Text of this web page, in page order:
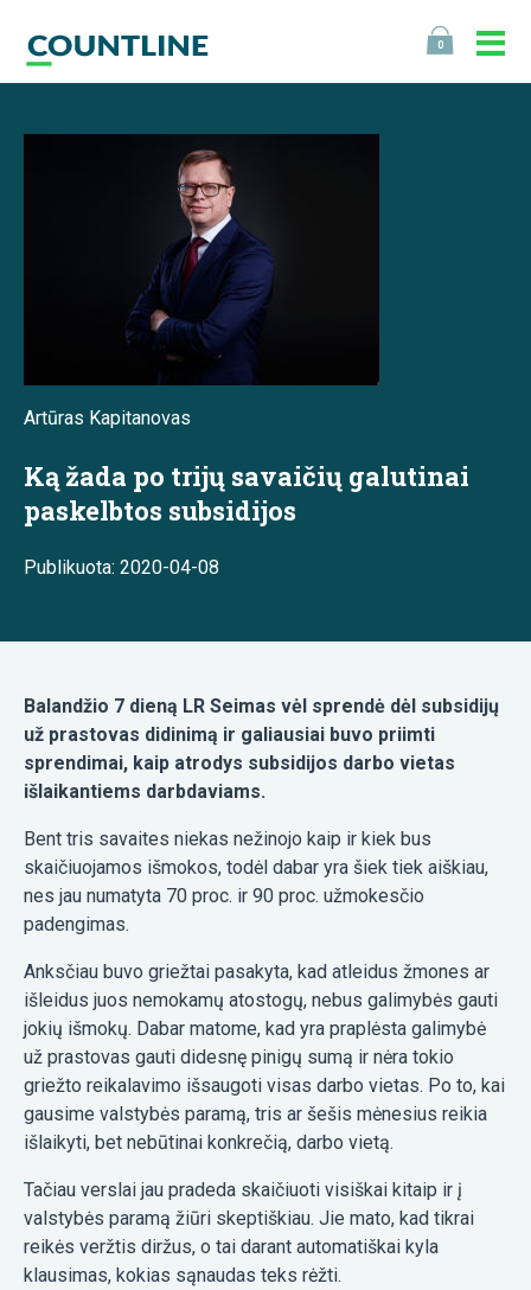
0
Artūras Kapitanovas
Ką žada po trijų savaičių galutinai
paskelbtos subsidijos
Publikuota: 2020-04-08
Balandžio 7 dieną LR Seimas vėl sprendė dėl subsidijų
už prastovas didinimą ir galiausiai buvo priimti
sprendimai, kaip atrodys subsidijos darbo vietas
išlaikantiems darbdaviams.
Bent tris savaites niekas nežinojo kaip ir kiek bus
skaičiuojamos išmokos, todėl dabar yra šiek tiek aiškiau,
nes jau numatyta 70 proc. ir 90 proc. užmokesčio
padengimas.
Anksčiau buvo griežtai pasakyta, kad atleidus žmones ar
išleidus juos nemokamų atostogų, nebus galimybės gauti
jokių išmokų. Dabar matome, kad yra praplėsta galimybė
už prastovas gauti didesnę pinigų sumą ir nėra tokio
griežto reikalavimo išsaugoti visas darbo vietas. Po to, kai
gausime valstybės paramą, tris ar šešis mėnesius reikia
išlaikyti, bet nebūtinai konkrečią, darbo vietą.
Tačiau verslai jau pradeda skaičiuoti visiškai kitaip ir į
valstybės paramą žiūri skeptiškiau. Jie mato, kad tikrai
reikės veržtis diržus, o tai darant automatiškai kyla
klausimas, kokias sąnaudas teks rėžti.